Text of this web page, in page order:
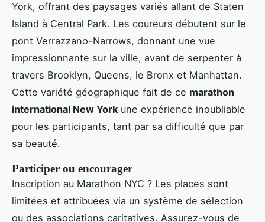
York, offrant des paysages variés allant de Staten
Island à Central Park. Les coureurs débutent sur le
pont Verrazzano-Narrows, donnant une vue
impressionnante sur la ville, avant de serpenter à
travers Brooklyn, Queens, le Bronx et Manhattan.
Cette variété géographique fait de ce marathon
international New Yorkune expérience inoubliable
pour les participants, tant par sa difficulté que par
sa beauté.
Participer ou encourager
Inscription au Marathon NYC ? Les places sont
limitées et attribuées via un système de sélection
ou des associations caritatives. Assurez-vous de